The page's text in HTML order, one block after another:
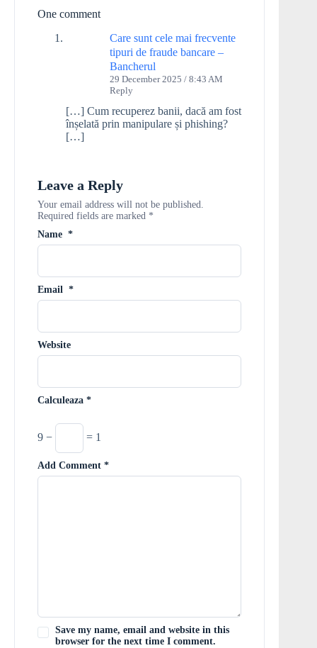
One comment
Care sunt cele mai frecvente
tipuri de fraude bancare –
Bancherul
29 December 2025 / 8:43 AM
Reply
[…] Cum recuperez banii, dacă am fost
înșelată prin manipulare și phishing?
[…]
Leave a Reply
Your email address will not be published.
Required fields are marked *
Name *
Email *
Website
Calculeaza *
9 − = 1
Add Comment *
Save my name, email and website in this
browser for the next time I comment.